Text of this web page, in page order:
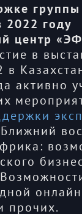
2022 году
центр
в
в
активно
онлайн
прочих.